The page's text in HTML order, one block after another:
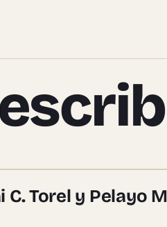
a escribir
C. Torel y Pelayo